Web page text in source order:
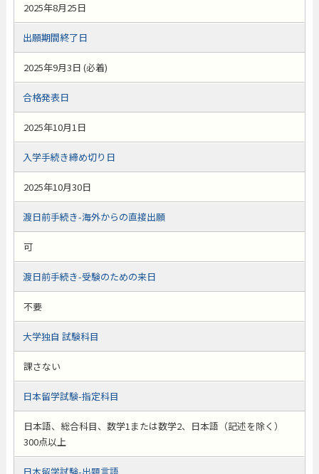
2025年8月25日
出願期間終了日
2025年9月3日 (必着)
合格発表日
2025年10月1日
入学手続き締め切り日
2025年10月30日
渡日前手続き-海外からの直接出願
可
渡日前手続き-受験のための来日
不要
大学独自 試験科目
課さない
日本留学試験-指定科目
日本語、総合科目、数学1または数学2、日本語（記述を除く）
300点以上